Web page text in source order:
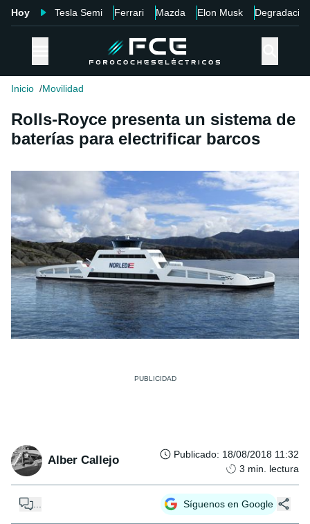
Hoy Tesla Semi Ferrari Mazda Elon Musk Degradación
Inicio Movilidad
Rolls-Royce presenta un sistema de
baterías para electrificar barcos
Alber Callejo Publicado: 18/08/2018 11:32
3 min. lectura
Síguenos en Google